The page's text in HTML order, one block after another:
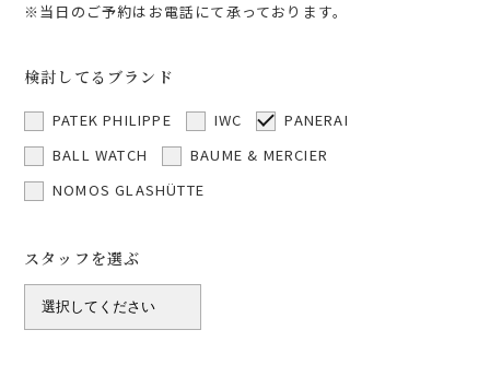
※当日のご予約はお電話にて承っております。
検討してるブランド
PATEK PHILIPPE IWC
PANERAI
BALL WATCH
BAUME & MERCIER
NOMOS GLASHÜTTE
スタッフを選ぶ